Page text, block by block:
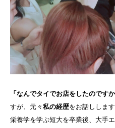
「なんでタイでお店をしたのですか
すが、元々 私の経歴をお話しします
栄養学を学ぶ短大を卒業後、大手